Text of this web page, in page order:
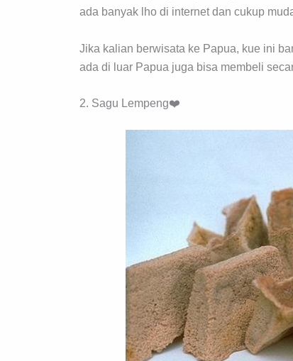
ada banyak lho di internet dan cukup
Jika kalian berwisata ke Papua, kue ini
ada di luar Papua juga bisa membeli
2. Sagu Lempeng❤️